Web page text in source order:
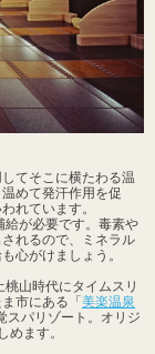
てそこに横たわる温
めて発汗作用を促
れています。
給が必要です。毒素や
れるので、ミネラル
心がけましょう。
山時代にタイムスリ
市にある「 美楽温泉
スパリゾート。オリジ
ます。